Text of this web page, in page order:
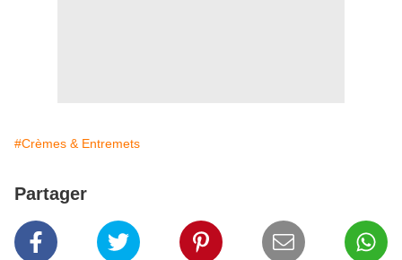
#Crèmes & Entremets
Partager